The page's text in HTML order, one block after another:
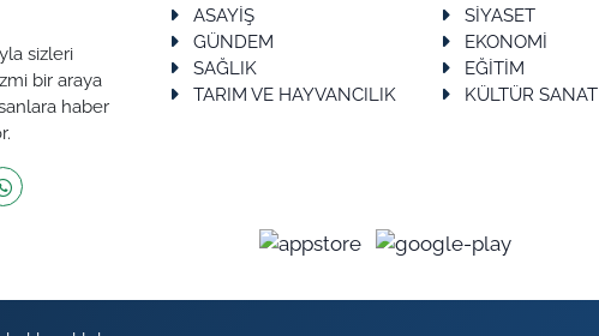
sizleri
bir araya
haber
ASAYİŞ
SİYASET
GÜNDEM
EKONOMİ
SAĞLIK
EĞİTİM
TARIM VE HAYVANCILIK
KÜLTÜR SANAT